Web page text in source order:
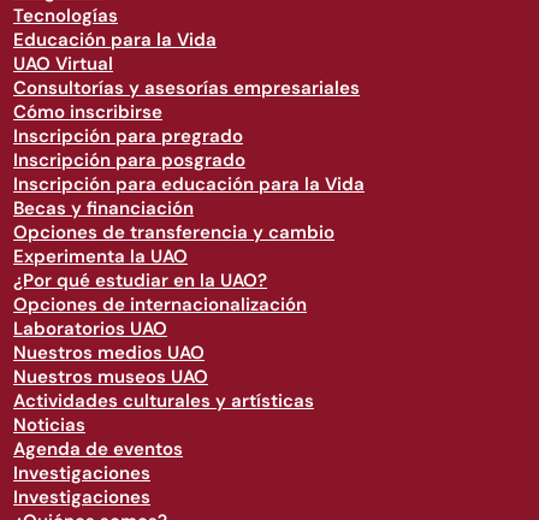
Tecnologías
Educación para la Vida
UAO Virtual
Consultorías y asesorías empresariales
Cómo inscribirse
Inscripción para pregrado
Inscripción para posgrado
Inscripción para educación para la Vida
Becas y financiación
Opciones de transferencia y cambio
Experimenta la UAO
¿Por qué estudiar en la UAO?
Opciones de internacionalización
Laboratorios UAO
Nuestros medios UAO
Nuestros museos UAO
Actividades culturales y artísticas
Noticias
Agenda de eventos
Investigaciones
Investigaciones